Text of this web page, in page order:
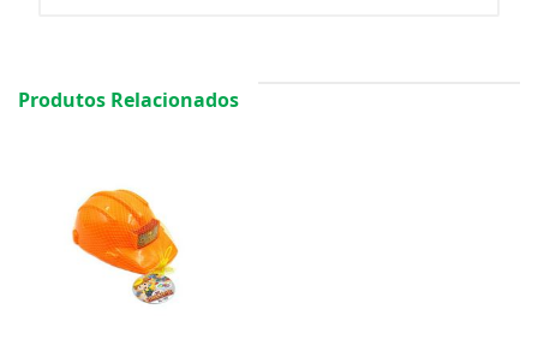
Produtos Relacionados